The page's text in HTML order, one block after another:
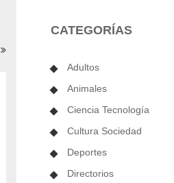
CATEGORÍAS
Adultos
Animales
Ciencia Tecnología
Cultura Sociedad
Deportes
Directorios